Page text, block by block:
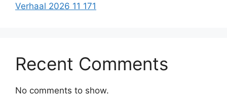
Verhaal 2026 11 171
Recent Comments
No comments to show.